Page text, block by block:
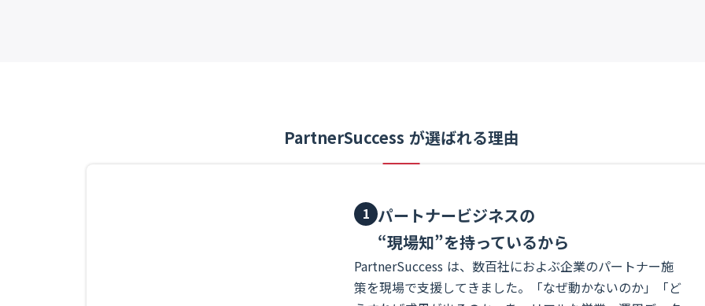
PartnerSuccess が選ばれる理由
1 パートナービジネスの
“現場知”を持っているから
PartnerSuccess は、数百社におよぶ企業のパートナー施
策を現場で支援してきました。「なぜ動かないのか」「ど